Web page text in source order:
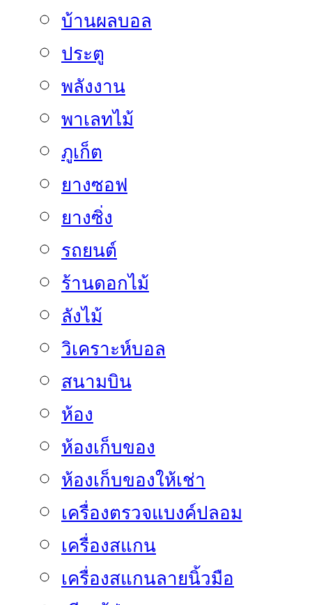
บ้านผลบอล
ประตู
พลังงาน
พาเลทไม้
ภูเก็ต
ยางซอฟ
ยางซิ่ง
รถยนต์
ร้านดอกไม้
ลังไม้
วิเคราะห์บอล
สนามบิน
ห้อง
ห้องเก็บของ
ห้องเก็บของให้เช่า
เครื่องตรวจแบงค์ปลอม
เครื่องสแกน
เครื่องสแกนลายนิ้วมือ